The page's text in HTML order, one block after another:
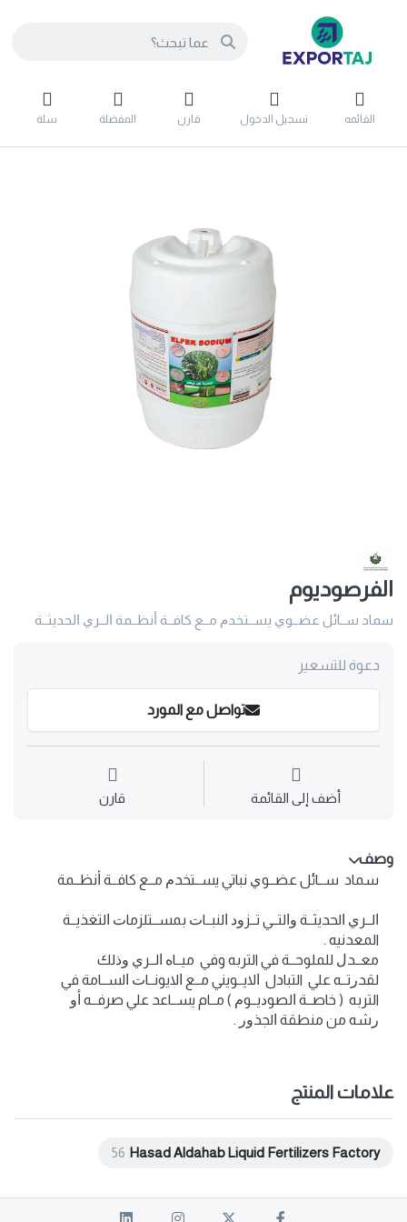
القائمه تسجيل الدخول قارن المفضلة سلة
الفرصوديوم
سماد ســائل عضــوﻱ يســتخدﻡ مــع كافــة ﺃنظــمة ﺍلــرﻱ ﺍلحديثــة
دعوة للتسعير
تواصل مع المورد
أضف إلى القائمة قارن
وصف
سماد ســائل عضــوﻱ نباتي يســتخدﻡ مــع كافــة ﺃنظــمة
ﺍلــرﻱ ﺍلحديثــة ﻭﺍلتــي تــزﻭﺩ ﺍلنبــاﺕ بمســتلزماﺕ ﺍلتغذيــة
المعدنيه .
معــدﻝ للملوحــة في التربه وفي ميــاﻩ ﺍلــرﻱ ﻭﺫلك
لقدﺭتــه علي التبادل ﺍلايــويني مــع ﺍلايونــاﺕ ﺍلســامة في
التربه ( خاصــة ﺍلصوﺩيــوﻡ ) مــام يســاعد علي صرفــه ﺃﻭ
ﺭشه من منطقة ﺍلجذﻭﺭ .
علامات المنتج
Hasad Aldahab Liquid Fertilizers Factory
56